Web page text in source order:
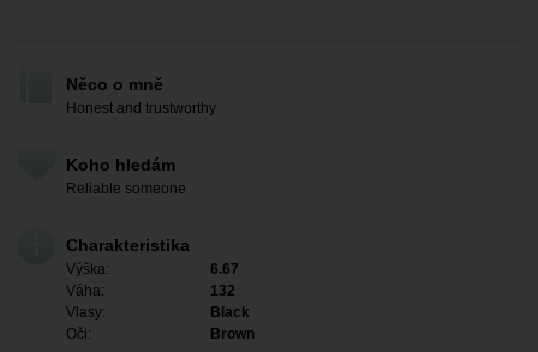
Něco o mně
Honest and trustworthy
Koho hledám
Reliable someone
Charakteristika
Výška:
6.67
Váha:
132
Vlasy:
Black
Oči:
Brown